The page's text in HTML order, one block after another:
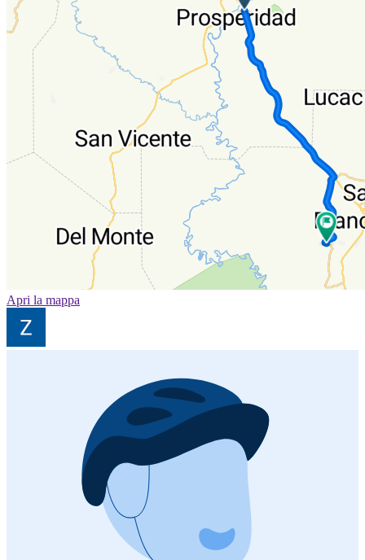
Apri la mappa